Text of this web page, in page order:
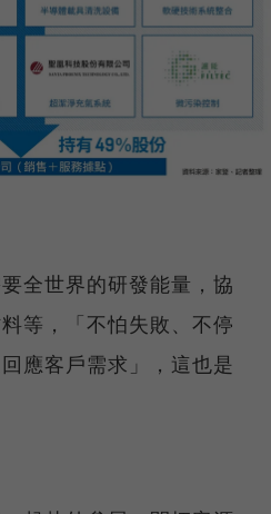
全世界的研發能量，協
等，「不怕失敗、不停
應客戶需求」，這也是